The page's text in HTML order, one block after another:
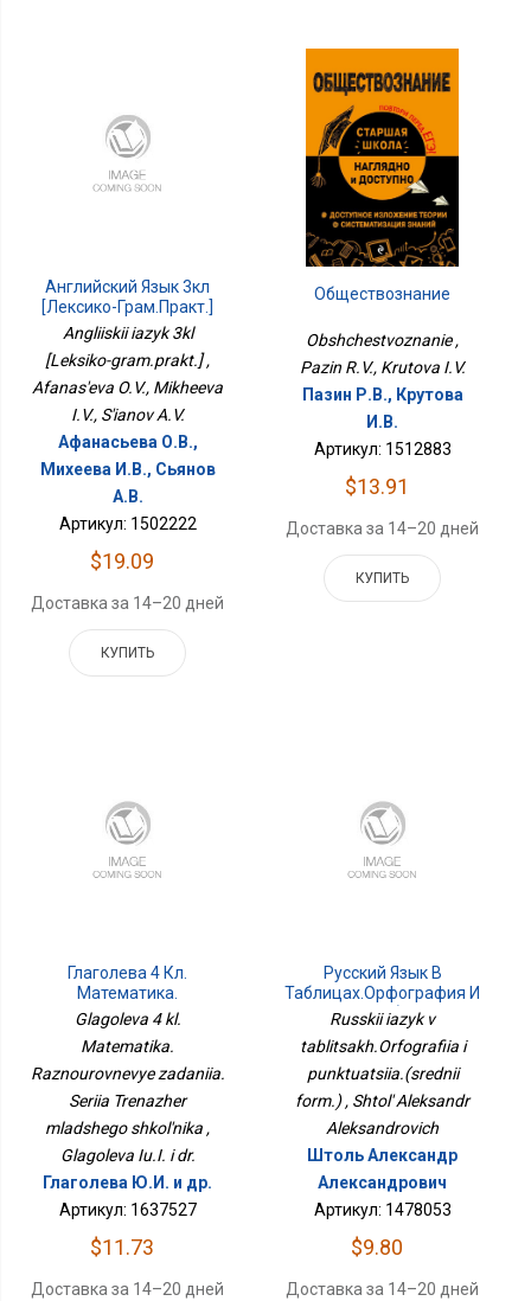
Английский Язык 3кл
[Лексико-Грам.практ.]
Angliiskii iazyk 3kl
[Leksiko-gram.prakt.] ,
Afanas'eva O.V., Mikheeva
I.V., S'ianov A.V.
Афанасьева О.В.,
Михеева И.В., Сьянов
А.В.
Артикул: 1502222
$19.09
Доставка за 14–20 дней
КУПИТЬ
Обществознание
Obshchestvoznanie ,
Pazin R.V., Krutova I.V.
Пазин Р.В., Крутова
И.В.
Артикул: 1512883
$13.91
Доставка за 14–20 дней
КУПИТЬ
Глаголева 4 Кл.
Математика.
Разноуровневые
Задания. Серия
Тренажер Младшего
Школьника
Glagoleva 4 kl.
Matematika.
Raznourovnevye zadaniia.
Seriia Trenazher
mladshego shkol'nika ,
Glagoleva Iu.I. i dr.
Глаголева Ю.И. и др.
Артикул: 1637527
$11.73
Доставка за 14–20 дней
Русский Язык В
Таблицах.Орфография И
Пунктуация.(средний
Форм.)
Russkii iazyk v
tablitsakh.Orfografiia i
punktuatsiia.(srednii
form.) , Shtol' Aleksandr
Aleksandrovich
Штоль Александр
Александрович
Артикул: 1478053
$9.80
Доставка за 14–20 дней